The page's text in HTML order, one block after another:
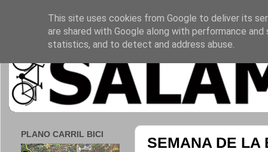
SEMANA DE LA
PLANO CARRIL BICI
This site uses cookies from Google to deliver its
are shared with Google along with performance
statistics, and to detect and address abuse.